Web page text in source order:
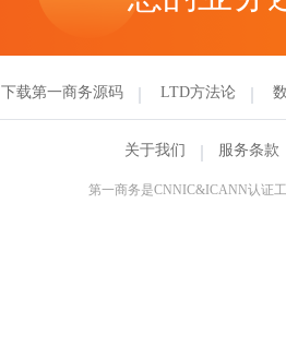
下载第一商务源码 LTD方法论
关于我们 服务条款
第一商务是CNNIC&ICANN认证